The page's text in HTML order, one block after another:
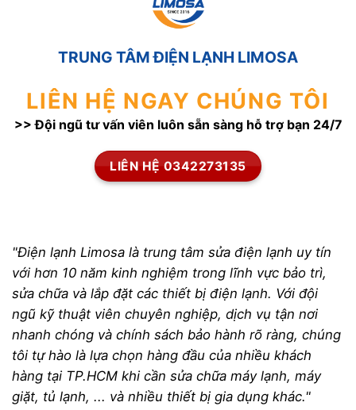
TRUNG TÂM ĐIỆN LẠNH LIMOSA
LIÊN HỆ NGAY CHÚNG TÔI
>> Đội ngũ tư vấn viên luôn sẵn sàng hỗ trợ bạn 24/7
LIÊN HỆ 0342273135
"Điện lạnh Limosa là trung tâm sửa điện lạnh uy tín
với hơn 10 năm kinh nghiệm trong lĩnh vực bảo trì,
sửa chữa và lắp đặt các thiết bị điện lạnh. Với đội
ngũ kỹ thuật viên chuyên nghiệp, dịch vụ tận nơi
nhanh chóng và chính sách bảo hành rõ ràng, chúng
tôi tự hào là lựa chọn hàng đầu của nhiều khách
hàng tại TP.HCM khi cần sửa chữa máy lạnh, máy
giặt, tủ lạnh, ... và nhiều thiết bị gia dụng khác."